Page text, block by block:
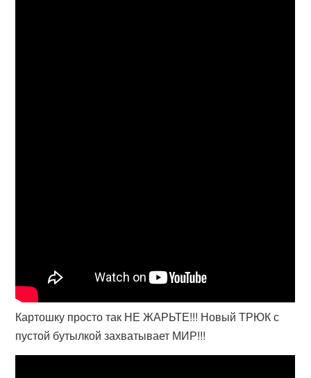
Картошку просто так НЕ ЖАРЬТЕ!!! Новый ТРЮК с
пустой бутылкой захватывает МИР!!!